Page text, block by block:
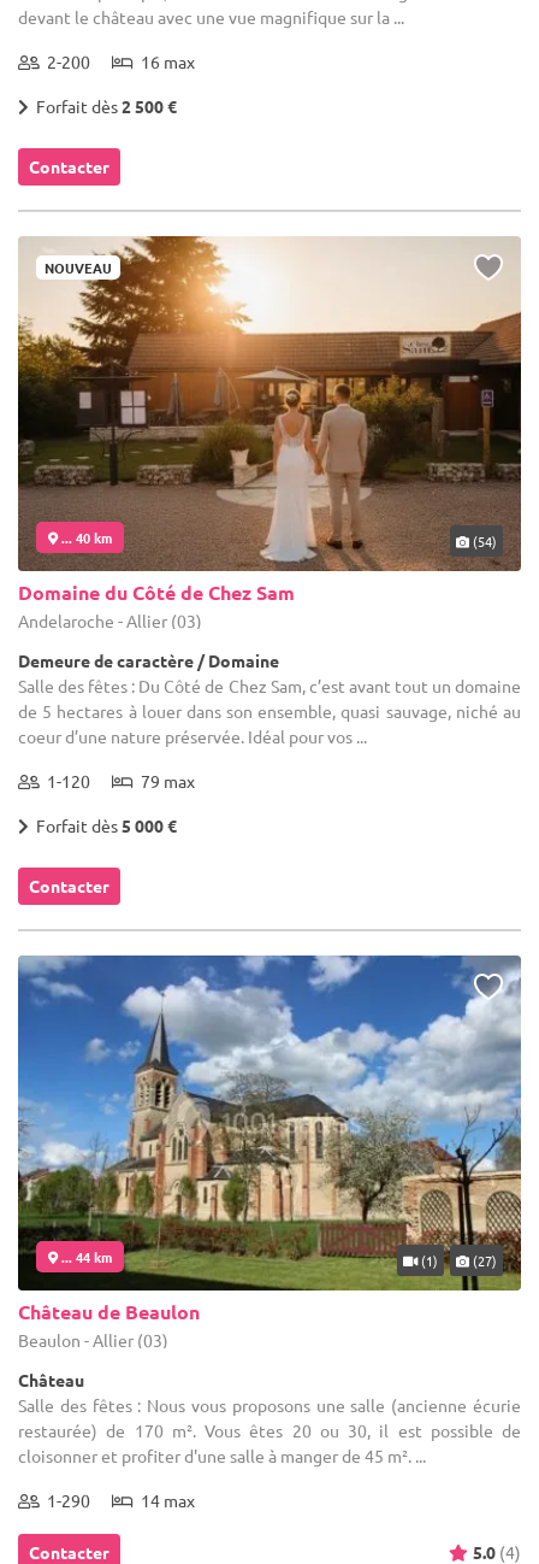
devant le château avec une vue magnifique sur la ...
2-200 16 max
Forfait dès2 500 €
Contacter
NOUVEAU
... 40 km (54)
Domaine du Côté de Chez Sam
Andelaroche - Allier (03)
Demeure de caractère / Domaine
Salle des fêtes : Du Côté de Chez Sam, c’est avant tout un domaine
de 5 hectares à louer dans son ensemble, quasi sauvage, niché au
coeur d’une nature préservée. Idéal pour vos ...
1-120 79 max
Forfait dès5 000 €
Contacter
... 44 km (1) (27)
Château de Beaulon
Beaulon - Allier (03)
Château
Salle des fêtes : Nous vous proposons une salle (ancienne écurie
restaurée) de 170 m². Vous êtes 20 ou 30, il est possible de
cloisonner et profiter d'une salle à manger de 45 m². ...
1-290 14 max
Contacter 5.0 (4)